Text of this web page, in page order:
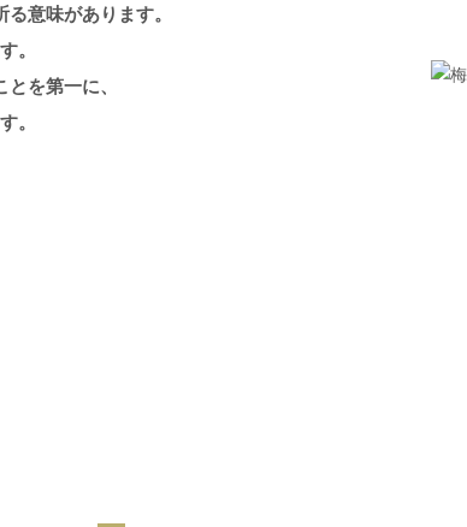
意味があります。
。
を第一に、
。